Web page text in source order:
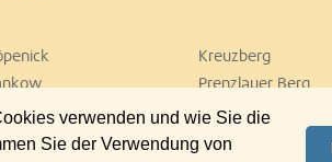
verwenden und wie Sie die
Sie der Verwendung von
Kreuzberg
Prenzlauer Berg
Tiergarten
Zehlendorf